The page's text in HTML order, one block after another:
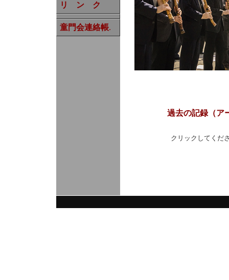
リ ン ク
童門会連絡帳.
過去の記録（ア
クリックしてくださ